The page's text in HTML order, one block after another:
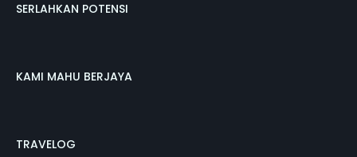
SERLAHKAN POTENSI
KAMI MAHU BERJAYA
TRAVELOG